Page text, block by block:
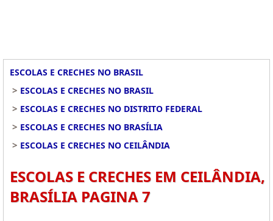
ESCOLAS E CRECHES NO BRASIL
> ESCOLAS E CRECHES NO BRASIL
> ESCOLAS E CRECHES NO DISTRITO FEDERAL
> ESCOLAS E CRECHES NO BRASÍLIA
> ESCOLAS E CRECHES NO CEILÂNDIA
ESCOLAS E CRECHES EM CEILÂNDIA,
BRASÍLIA PAGINA 7